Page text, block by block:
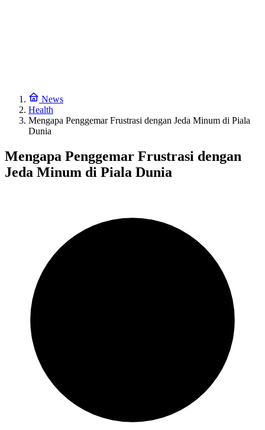
News
Health
Mengapa Penggemar Frustrasi dengan Jeda Minum di Piala
Dunia
Mengapa Penggemar Frustrasi dengan
Jeda Minum di Piala Dunia